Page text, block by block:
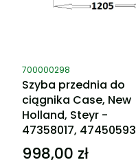
Kod produktu
700000298
Szyba przednia do
ciągnika Case, New
Holland, Steyr -
47358017, 47450593
Cena
998,00 zł